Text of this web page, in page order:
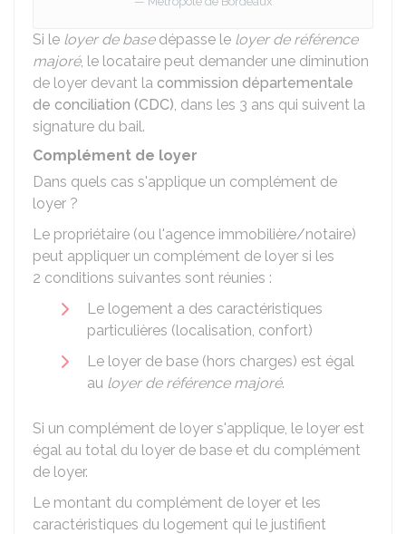
Si le loyer de basedépasse le loyer de référence
majoré, le locataire peut demander une diminution
de loyer devant la commission départementale
de conciliation (CDC), dans les 3 ans qui suivent la
signature du bail.
Complément de loyer
Dans quels cas s'applique un complément de
loyer ?
Le propriétaire (ou l'agence immobilière/notaire)
peut appliquer un complément de loyer si les
2 conditions suivantes sont réunies :
Le logement a des caractéristiques
particulières (localisation, confort)
Le loyer de base (hors charges) est égal
au loyer de référence majoré.
Si un complément de loyer s'applique, le loyer est
égal au total du loyer de base et du complément
de loyer.
Le montant du complément de loyer et les
caractéristiques du logement qui le justifient